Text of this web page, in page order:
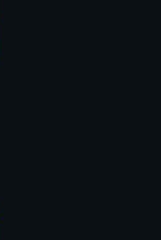
"La
ad
Amici
tanto